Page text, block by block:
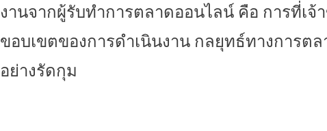
งานจากผู้รับทําการตลาดออนไลน์ คือ การที่เจ้
ขอบเขตของการดำเนินงาน กลยุทธ์ทางการต
อย่างรัดกุม